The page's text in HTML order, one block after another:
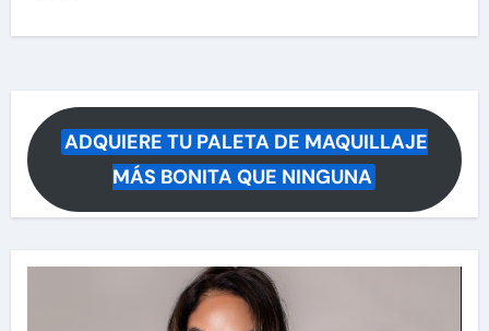
ADQUIERE TU PALETA DE MAQUILLAJE
MÁS BONITA QUE NINGUNA